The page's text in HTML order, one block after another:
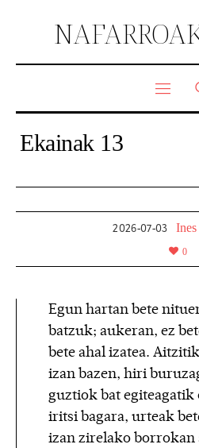
Ekainak 13
2026-07-03
0
Egun hartan bete
batzuk; aukeran, ez
bete ahal izatea.
izan bazen, hiri
guztiok bat
iritsi bagara, urteak
izan zirelako borrokan